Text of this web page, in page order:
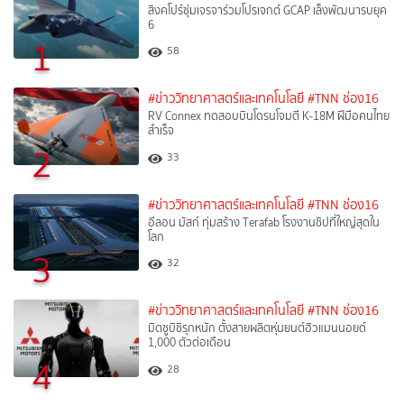
1
สิงคโปร์ซุ่มเจรจาร่วมโปรเจกต์ GCAP เล็งพัฒนารบยุค
6
58
2
#ข่าววิทยาศาสตร์และเทคโนโลยี #TNN ช่อง16
RV Connex ทดสอบบินโดรนโจมตี K-18M ฝีมือคนไทย
สำเร็จ
33
3
#ข่าววิทยาศาสตร์และเทคโนโลยี #TNN ช่อง16
อีลอน มัสก์ ทุ่มสร้าง Terafab โรงงานชิปที่ใหญ่สุดใน
โลก
32
4
#ข่าววิทยาศาสตร์และเทคโนโลยี #TNN ช่อง16
มิตซูบิชิรุกหนัก ตั้งสายผลิตหุ่นยนต์ฮิวแมนนอยด์
1,000 ตัวต่อเดือน
28